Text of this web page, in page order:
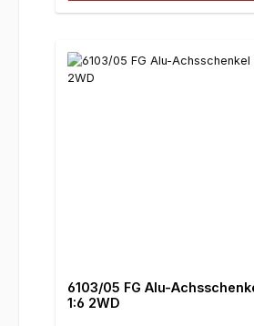
6103/05 FG Alu-
1:6 2WD